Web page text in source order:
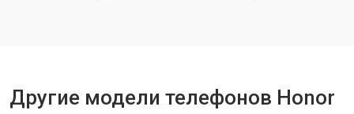
Другие модели телефонов Honor